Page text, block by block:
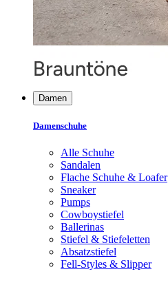
Damen
Damenschuhe
Alle Schuhe
Sandalen
Flache Schuhe & Loafer
Sneaker
Pumps
Cowboystiefel
Ballerinas
Stiefel & Stiefeletten
Absatzstiefel
Fell-Styles & Slipper